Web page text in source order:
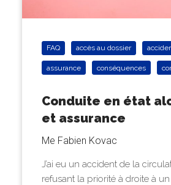
FAQ accès au dossier
assurance conséquences
Conduite en état
et assurance
Me Fabien Kovac
J’ai eu un accident de la
refusant la priorité à droite à